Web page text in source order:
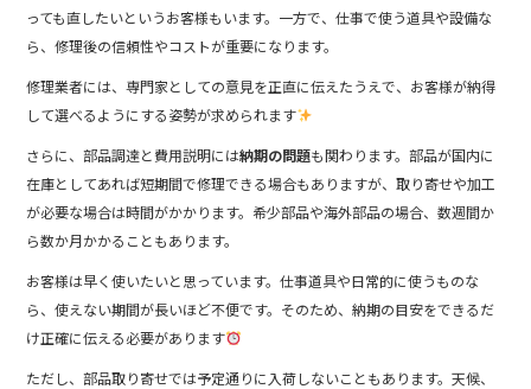
っても直したいというお客様もいます。一方で、仕事で使う道具や設備な
ら、修理後の信頼性やコストが重要になります。
修理業者には、専門家としての意見を正直に伝えたうえで、お客様が納得
して選べるようにする姿勢が求められます
さらに、部品調達と費用説明には納期の問題も関わります。部品が国内に
在庫としてあれば短期間で修理できる場合もありますが、取り寄せや加工
が必要な場合は時間がかかります。希少部品や海外部品の場合、数週間か
ら数か月かかることもあります。
お客様は早く使いたいと思っています。仕事道具や日常的に使うものな
ら、使えない期間が長いほど不便です。そのため、納期の目安をできるだ
け正確に伝える必要があります
ただし、部品取り寄せでは予定通りに入荷しないこともあります。天候、